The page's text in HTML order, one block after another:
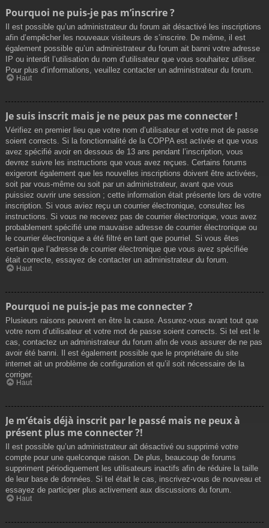
Pourquoi ne puis-je pas m’inscrire ?
Il est possible qu’un administrateur du forum ait désactivé les inscriptions
afin d’empêcher les nouveaux visiteurs de s’inscrire. De même, il est
également possible qu’un administrateur du forum ait banni votre adresse
IP ou interdit l’utilisation du nom d’utilisateur que vous souhaitez utiliser.
Pour plus d’informations, veuillez contacter un administrateur du forum.
Haut
Je suis inscrit mais je ne peux pas me connecter !
Vérifiez en premier lieu que votre nom d’utilisateur et votre mot de passe
soient corrects. Si la fonctionnalité de la COPPA est activée et que vous
avez spécifié avoir en dessous de 13 ans pendant l’inscription, vous
devrez suivre les instructions que vous avez reçues. Certains forums
exigeront également que les nouvelles inscriptions doivent être activées,
soit par vous-même ou soit par un administrateur, avant que vous
puissiez ouvrir une session ; cette information était présente lors de votre
inscription. Si vous aviez reçu un courrier électronique, consultez les
instructions. Si vous ne recevez pas de courrier électronique, vous avez
probablement spécifié une mauvaise adresse de courrier électronique ou
le courrier électronique a été filtré en tant que pourriel. Si vous êtes
certain que l’adresse de courrier électronique que vous avez spécifiée
était correcte, essayez de contacter un administrateur du forum.
Haut
Pourquoi ne puis-je pas me connecter ?
Plusieurs raisons peuvent en être la cause. Assurez-vous avant tout que
votre nom d’utilisateur et votre mot de passe soient corrects. Si tel est le
cas, contactez un administrateur du forum afin de vous assurer de ne pas
avoir été banni. Il est également possible que le propriétaire du site
internet ait un problème de configuration et qu’il soit nécessaire de la
corriger.
Haut
Je m’étais déjà inscrit par le passé mais ne peux à
présent plus me connecter ?!
Il est possible qu’un administrateur ait désactivé ou supprimé votre
compte pour une quelconque raison. De plus, beaucoup de forums
suppriment périodiquement les utilisateurs inactifs afin de réduire la taille
de leur base de données. Si tel était le cas, inscrivez-vous de nouveau et
essayez de participer plus activement aux discussions du forum.
Haut